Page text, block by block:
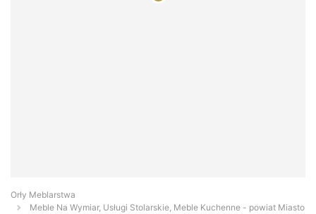
Orły Meblarstwa
Meble Na Wymiar, Usługi Stolarskie, Meble Kuchenne - powiat Miasto